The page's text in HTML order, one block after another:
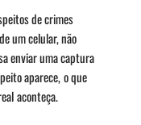
de crimes
um celular, não
enviar uma captura
aparece, o que
aconteça.